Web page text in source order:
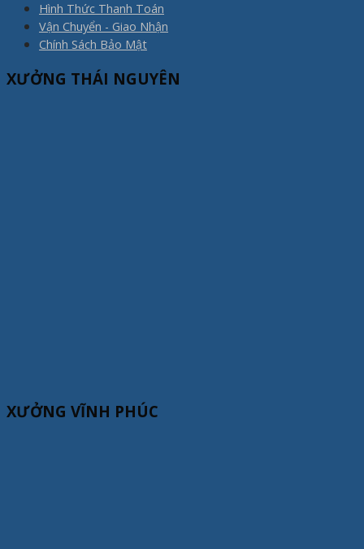
Hình Thức Thanh Toán
Vận Chuyển - Giao Nhận
Chính Sách Bảo Mật
XƯỞNG THÁI NGUYÊN
XƯỞNG VĨNH PHÚC